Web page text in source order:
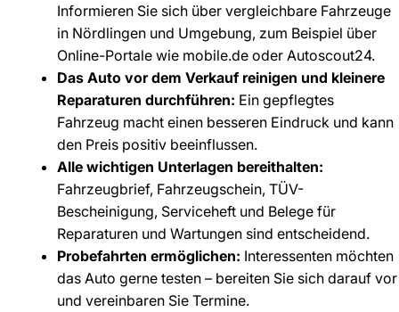
Informieren Sie sich über vergleichbare Fahrzeuge
in Nördlingen und Umgebung, zum Beispiel über
Online-Portale wie mobile.de oder Autoscout24.
Das Auto vor dem Verkauf reinigen und kleinere
Reparaturen durchführen: Ein gepflegtes
Fahrzeug macht einen besseren Eindruck und kann
den Preis positiv beeinflussen.
Alle wichtigen Unterlagen bereithalten:
Fahrzeugbrief, Fahrzeugschein, TÜV-
Bescheinigung, Serviceheft und Belege für
Reparaturen und Wartungen sind entscheidend.
Probefahrten ermöglichen: Interessenten möchten
das Auto gerne testen – bereiten Sie sich darauf vor
und vereinbaren Sie Termine.